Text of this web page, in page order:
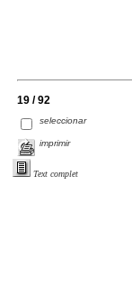
19 / 92
seleccionar
imprimir
Text complet